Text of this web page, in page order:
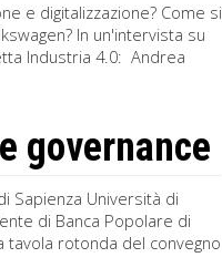
e digitalizzazione? Come si
In un'intervista su
Industria 4.0: Andrea
governance
Sapienza Università di
di Banca Popolare di
tavola rotonda del convegno